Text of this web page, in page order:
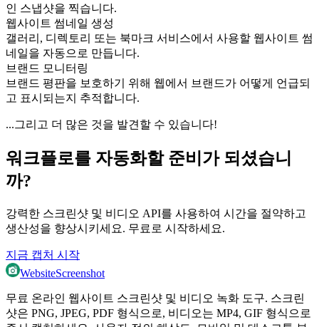
인 스냅샷을 찍습니다.
웹사이트 썸네일 생성
갤러리, 디렉토리 또는 북마크 서비스에서 사용할 웹사이트 썸
네일을 자동으로 만듭니다.
브랜드 모니터링
브랜드 평판을 보호하기 위해 웹에서 브랜드가 어떻게 언급되
고 표시되는지 추적합니다.
...그리고 더 많은 것을 발견할 수 있습니다!
워크플로를 자동화할 준비가 되셨습니
까?
강력한 스크린샷 및 비디오 API를 사용하여 시간을 절약하고
생산성을 향상시키세요. 무료로 시작하세요.
지금 캡처 시작
WebsiteScreenshot
무료 온라인 웹사이트 스크린샷 및 비디오 녹화 도구. 스크린
샷은 PNG, JPEG, PDF 형식으로, 비디오는 MP4, GIF 형식으로